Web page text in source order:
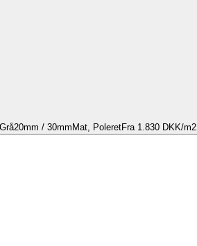
20mm / 30mm Mat, PoleretFra 1.830 DKK/m2